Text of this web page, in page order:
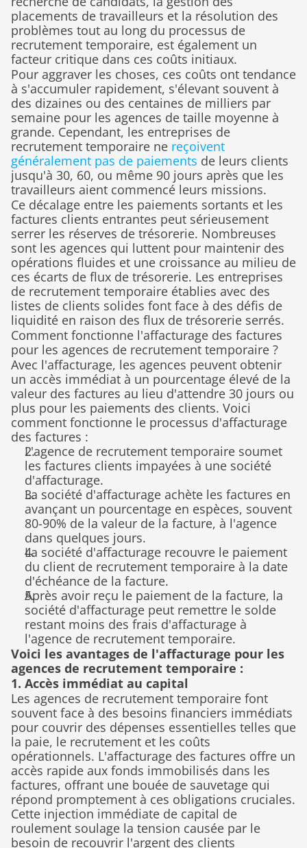
placements de travailleurs et la résolution des
problèmes tout au long du processus de
recrutement temporaire, est également un
facteur critique dans ces coûts initiaux.
Pour aggraver les choses, ces coûts ont tendance
à s'accumuler rapidement, s'élevant souvent à
des dizaines ou des centaines de milliers par
semaine pour les agences de taille moyenne à
grande. Cependant, les entreprises de
recrutement temporaire ne reçoivent
généralement pas de paiements de leurs clients
jusqu'à 30, 60, ou même 90 jours après que les
travailleurs aient commencé leurs missions.
Ce décalage entre les paiements sortants et les
factures clients entrantes peut sérieusement
serrer les réserves de trésorerie. Nombreuses
sont les agences qui luttent pour maintenir des
opérations fluides et une croissance au milieu de
ces écarts de flux de trésorerie. Les entreprises
de recrutement temporaire établies avec des
listes de clients solides font face à des défis de
liquidité en raison des flux de trésorerie serrés.
Comment fonctionne l'affacturage des factures
pour les agences de recrutement temporaire ?
Avec l'affacturage, les agences peuvent obtenir
un accès immédiat à un pourcentage élevé de la
valeur des factures au lieu d'attendre 30 jours ou
plus pour les paiements des clients. Voici
comment fonctionne le processus d'affacturage
des factures :
L'agence de recrutement temporaire soumet
les factures clients impayées à une société
d'affacturage.
La société d'affacturage achète les factures en
avançant un pourcentage en espèces, souvent
80-90% de la valeur de la facture, à l'agence
dans quelques jours.
La société d'affacturage recouvre le paiement
du client de recrutement temporaire à la date
d'échéance de la facture.
Après avoir reçu le paiement de la facture, la
société d'affacturage peut remettre le solde
restant moins des frais d'affacturage à
l'agence de recrutement temporaire.
Voici les avantages de l'affacturage pour les
agences de recrutement temporaire :
1. Accès immédiat au capital
Les agences de recrutement temporaire font
souvent face à des besoins financiers immédiats
pour couvrir des dépenses essentielles telles que
la paie, le recrutement et les coûts
opérationnels. L'affacturage des factures offre un
accès rapide aux fonds immobilisés dans les
factures, offrant une bouée de sauvetage qui
répond promptement à ces obligations cruciales.
Cette injection immédiate de capital de
roulement soulage la tension causée par le
besoin de recouvrir l'argent des clients